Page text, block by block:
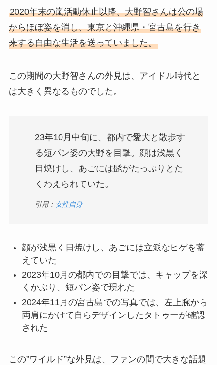
2020年末の嵐活動休止以降、大野智さんは公の場
からほぼ姿を消し、東京と沖縄県・宮古島を行き
来する自由な生活を送っていました。
この期間の大野智さんの外見は、アイドル時代と
は大きく異なるものでした。
23年10月中旬に、都内で愛犬と散歩す
る短パン姿の大野を目撃。顔は浅黒く
日焼けし、あごには髭がたっぷりとた
くわえられていた。
引用： 女性自身
顔が浅黒く日焼けし、あごには立派なヒゲを蓄
えていた
2023年10月の都内での目撃では、キャップを深
くかぶり、短パン姿で現れた
2024年11月の宮古島での写真では、左上腕から
両肩にかけて自らデザインしたタトゥーが確認
された
この”ワイルド”な外見は、ファンの間で大きな話題